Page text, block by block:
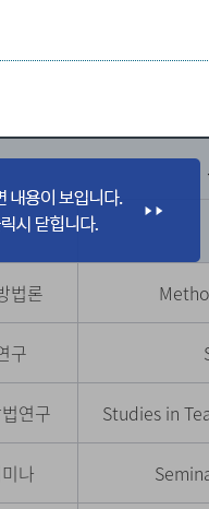
법론
구
연구 Studies in
나